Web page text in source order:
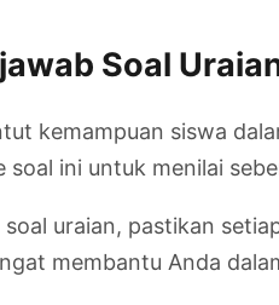
Soal
kemampuan siswa
soal ini untuk menilai
uraian, pastikan
membantu Anda